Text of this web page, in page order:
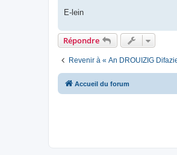
E-lein
Répondre
Revenir à « An DROUIZIG
Accueil du forum